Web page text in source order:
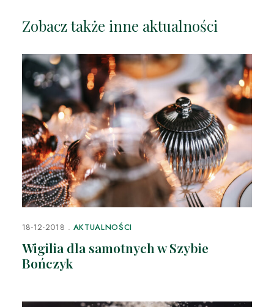
Zobacz także inne aktualności
18-12-2018 AKTUALNOŚCI
Wigilia dla samotnych w Szybie
Bończyk